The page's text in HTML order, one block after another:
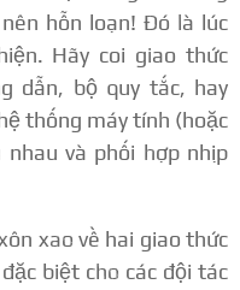
hỗn loạn! Đó là lúc
Hãy coi giao thức
dẫn, bộ quy tắc, hay
thống máy tính (hoặc
và phối hợp nhịp
xao về hai giao thức
biệt cho các đội tác